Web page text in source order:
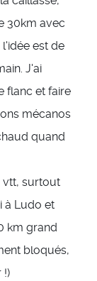
30km avec
est de
J'ai
flanc et faire
mécanos
quand
vtt, surtout
à Ludo et
km grand
bloqués,
!)